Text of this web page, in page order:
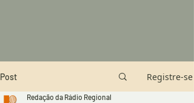
Post Registre-se
Redação da Rádio Regional